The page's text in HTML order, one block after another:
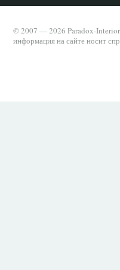
© 2007 — 2026 Paradox-
информация на сайте носит